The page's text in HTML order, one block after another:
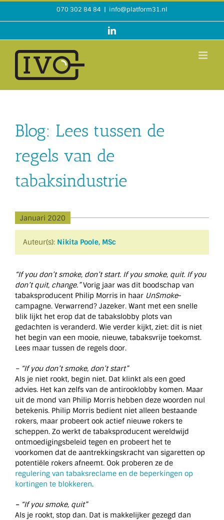
Ga
070 302 84 84 | info@platform31.nl
LinkedIn
Blog: Lees tussen de
regels van de
tabaksindustrie
Januari 2020
Auteur(s): Nikita Poole, MSc
“If you don’t smoke, don’t start. If you smoke, quit. If you
don’t quit, change.”Vorig jaar was dit boodschap van
tabaksproducent Philip Morris in haar UnSmoke-
campagne. Verwarrend? Jazeker. Want met een snelle
blik lijkt het erop dat de tabakslobby plots van
gedachten is veranderd. Wie verder kijkt, ziet: dit is niet
het begin van een mooie, nieuwe, tabaksvrije toekomst.
Lees maar tussen de regels door.
– “If you don’t smoke, don’t start”
Als je niet rookt, begin niet. Dat klinkt als een goed
advies. Het kan zelfs van de antirooklobby komen. Maar
uit de mond van Philip Morris hebben deze woorden nul
betekenis. Philip Morris bedient niet alleen bestaande
rokers, maar probeert ook actief nieuwe rokers te
scheppen. Zo werkt de tabaksproducent wereldwijd
ontmoedigingsbeleid tegen en probeert het te
voorkomen dat de aantrekkingskracht van sigaretten op
potentiële rokers afneemt. Ook proberen ze de
regulering van tabaksreclame en de beperkingen op
kortingen te blokkeren.
– “If you smoke, quit”
Als je rookt, stop dan. Dat is makkelijker gezegd dan